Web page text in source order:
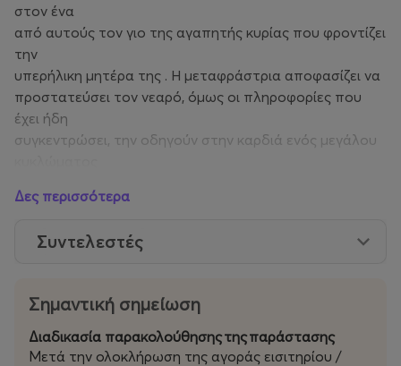
στον ένα
από αυτούς τον γιο της αγαπητής κυρίας που φροντίζει
την
υπερήλικη μητέρα της . Η μεταφράστρια αποφασίζει να
προστατεύσει τον νεαρό, όμως οι πληροφορίες που
έχει ήδη
συγκεντρώσει, την οδηγούν στην καρδιά ενός μεγάλου
που παλιά
του, η Πασιάνς,
μέσα στο κύκλωμα της ντρόγκας στο Παρίσι, και θα
γίνει η νέα Νονά
της Νύχτας!
Δες περισσότερα
Συντελεστές
Σημαντική σημείωση
Διαδικασία παρακολούθησηςτηςπαράστασης
Μετά την ολοκλήρωση της αγοράς εισιτηρίου /